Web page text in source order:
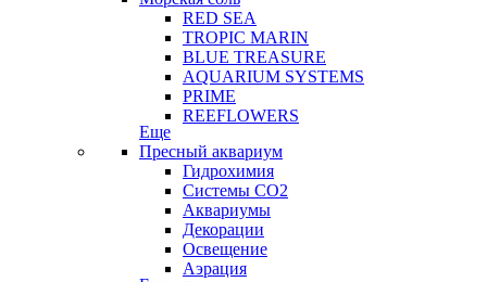
RED SEA
TROPIC MARIN
BLUE TREASURE
AQUARIUM SYSTEMS
PRIME
REEFLOWERS
Еще
Пресный аквариум
Гидрохимия
Системы СО2
Аквариумы
Декорации
Освещение
Аэрация